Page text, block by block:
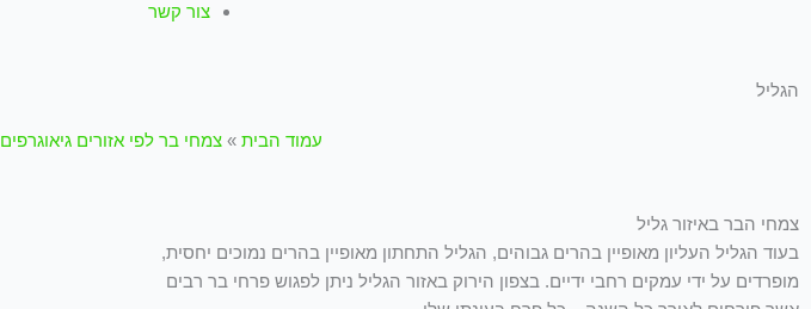
צור קשר
הגליל
עמוד הבית » צמחי בר לפי אזורים גיאוגרפים
צמחי הבר באיזור גליל
בעוד הגליל העליון מאופיין בהרים גבוהים, הגליל התחתון מאופיין בהרים נמוכים יחסית,
מופרדים על ידי עמקים רחבי ידיים. בצפון הירוק באזור הגליל ניתן לפגוש פרחי בר רבים